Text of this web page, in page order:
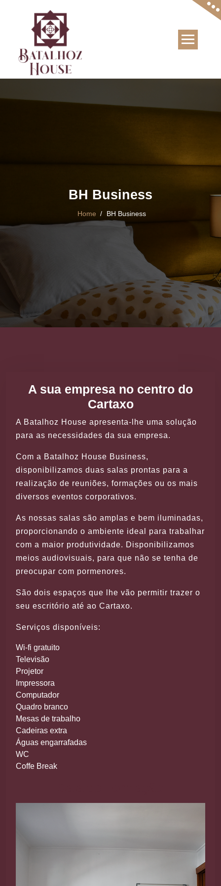
BH Business
Home / BH Business
A sua empresa no centro do
Cartaxo
A Batalhoz House apresenta-lhe uma solução
para as necessidades da sua empresa.
Com a Batalhoz House Business,
disponibilizamos duas salas prontas para a
realização de reuniões, formações ou os mais
diversos eventos corporativos.
As nossas salas são amplas e bem iluminadas,
proporcionando o ambiente ideal para trabalhar
com a maior produtividade. Disponibilizamos
meios audiovisuais, para que não se tenha de
preocupar com pormenores.
São dois espaços que lhe vão permitir trazer o
seu escritório até ao Cartaxo.
Serviços disponíveis:
Wi-fi gratuito
Televisão
Projetor
Impressora
Computador
Quadro branco
Mesas de trabalho
Cadeiras extra
Águas engarrafadas
WC
Coffe Break